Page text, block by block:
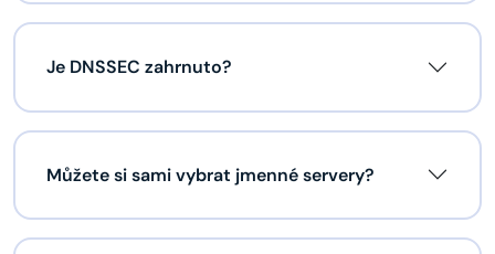
Je DNSSEC zahrnuto?
Můžete si sami vybrat jmenné servery?